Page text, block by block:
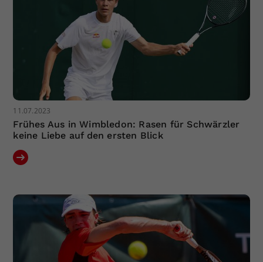
11.07.2023
Frühes Aus in Wimbledon: Rasen für Schwärzler
keine Liebe auf den ersten Blick